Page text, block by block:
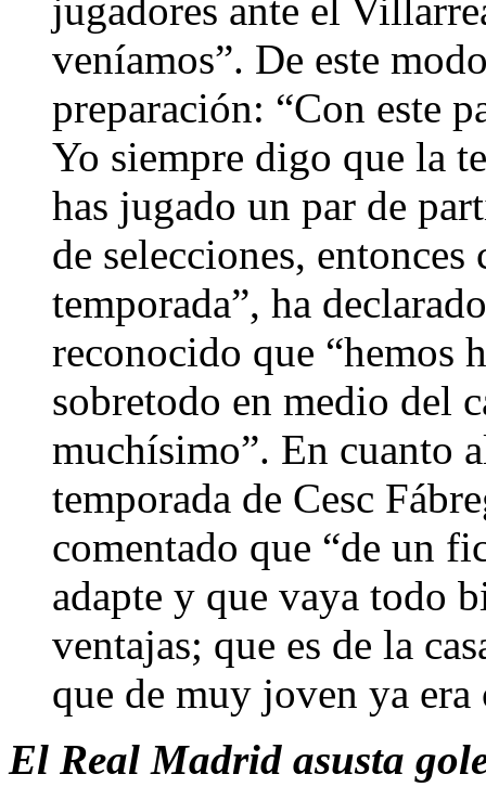
jugadores ante el
veníamos”. De este
preparación: “Con este
Yo siempre digo que la
has jugado un par de
de selecciones,
temporada”, ha
reconocido que “hemos
sobretodo en medio del
muchísimo”. En cuanto
temporada de Cesc
comentado que “de un
adapte y que vaya todo
ventajas; que es de la
que de muy joven ya
El Real Madrid asusta